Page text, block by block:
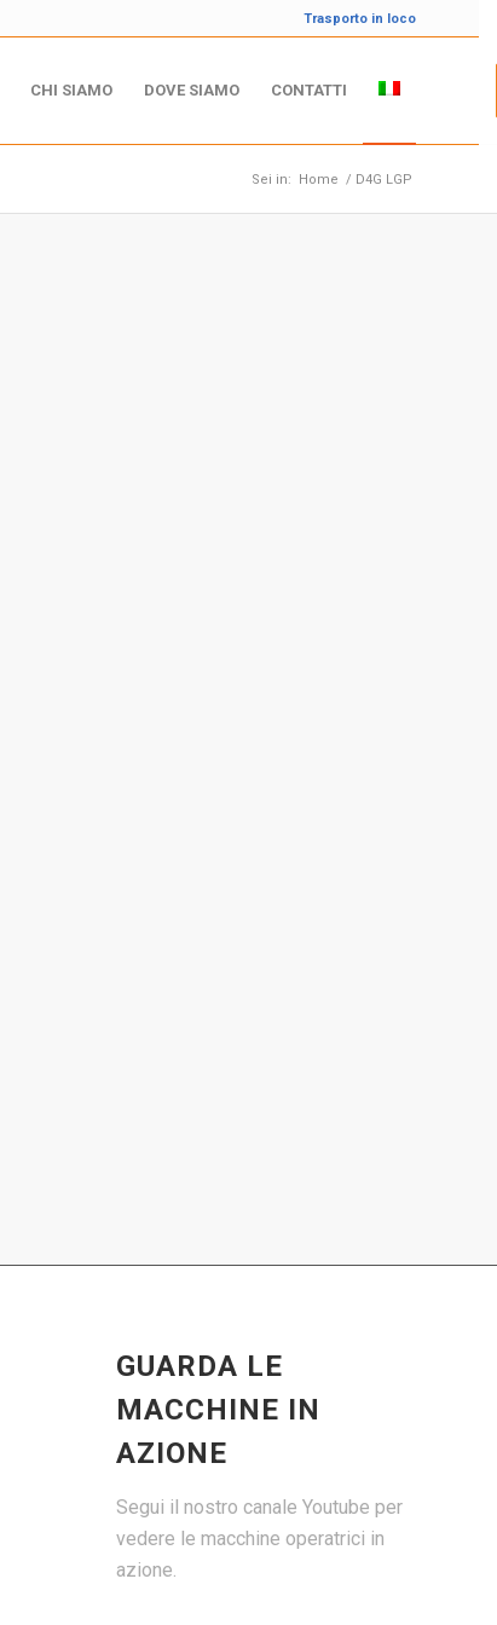
Trasporto in loco
CHI SIAMO DOVE SIAMO CONTATTI
Sei in: Home / D4G LGP
GUARDA LE
MACCHINE IN
AZIONE
Segui il nostro canale Youtube per
vedere le macchine operatrici in
azione.